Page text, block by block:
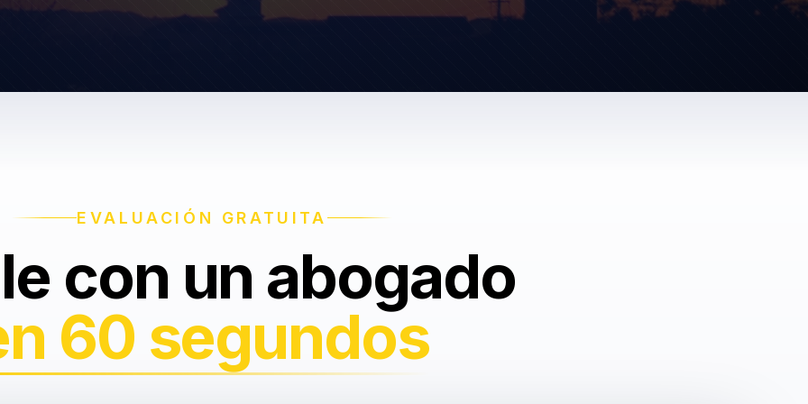
EVALUACIÓN GRATUITA
con un abogado
60 segundos